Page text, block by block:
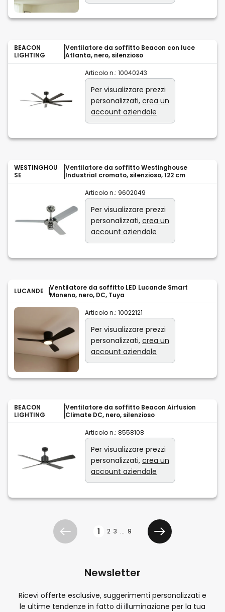
BEACON
LIGHTING
Ventilatore da soffitto Beacon con luce
Atlanta, nero, silenzioso
Articolo n.: 10040243
Per visualizzare prezzi
personalizzati, crea un
account aziendale
WESTINGHOU
SE
Ventilatore da soffitto Westinghouse
Industrial cromato, silenzioso, 122 cm
Articolo n.: 9602049
Per visualizzare prezzi
personalizzati, crea un
account aziendale
LUCANDE
Ventilatore da soffitto LED Lucande Smart
Moneno, nero, DC, Tuya
Articolo n.: 10022121
Per visualizzare prezzi
personalizzati, crea un
account aziendale
BEACON
LIGHTING
Ventilatore da soffitto Beacon Airfusion
Climate DC, nero, silenzioso
Articolo n.: 8558108
Per visualizzare prezzi
personalizzati, crea un
account aziendale
Precedente 1 2 3 ... 9
Avanti
Newsletter
Ricevi offerte esclusive, suggerimenti personalizzati e
le ultime tendenze in fatto di illuminazione per la tua